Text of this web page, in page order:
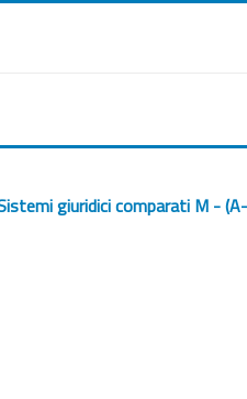
giuridici comparati M -